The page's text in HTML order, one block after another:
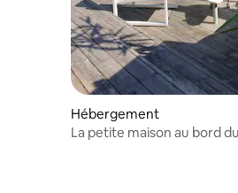
Hébergement
La petite maison au bord